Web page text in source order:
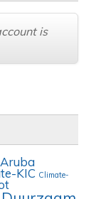
is
Aruba
KIC Climate-